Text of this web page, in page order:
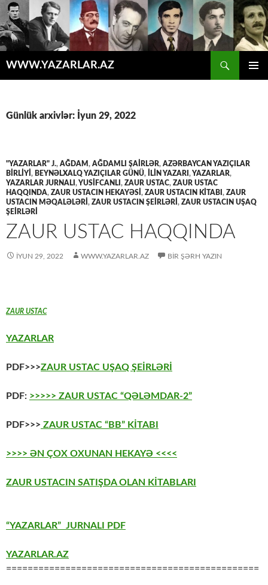
WWW.YAZARLAR.AZ
Günlük arxivlər: İyun 29, 2022
"YAZARLAR" J., AĞDAM , AĞDAMLI ŞAİRLƏR, AZƏRBAYCAN YAZIÇILAR
BIRLIYI , BEYNƏLXALQ YAZIÇILAR GÜNÜ, İLİN YAZARI , YAZARLAR,
YAZARLAR JURNALI , YUSİFCANLI , ZAUR USTAC, ZAUR USTAC
HAQQINDA, ZAUR USTACIN HEKAYƏSİ , ZAUR USTACIN KİTABI , ZAUR
USTACIN MƏQALƏLƏRİ , ZAUR USTACIN ŞEİRLƏRİ , ZAUR USTACIN UŞAQ
ŞEİRLƏRİ
ZAUR USTAC HAQQINDA
İYUN 29, 2022 WWW.YAZARLAR.AZ BIR ŞƏRH YAZIN
ZAUR USTAC
YAZARLAR
PDF>>>ZAUR USTAC UŞAQ ŞEİRLƏRİ
PDF: >>>>> ZAUR USTAC “QƏLƏMDAR-2”
PDF>>> ZAUR USTAC “BB” KİTABI
>>>> ƏN ÇOX OXUNAN HEKAYƏ <<<<
ZAUR USTACIN SATIŞDA OLAN KİTABLARI
“YAZARLAR” JURNALI PDF
YAZARLAR.AZ
===============================================